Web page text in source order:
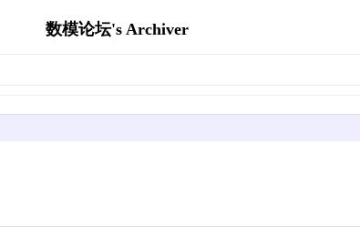
数模论坛's Archiver